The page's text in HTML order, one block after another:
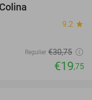
9.2 star
Regulier €30,75
€19,75